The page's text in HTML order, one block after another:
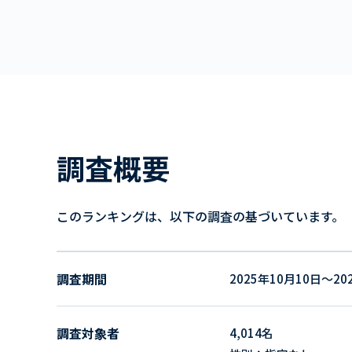
調査概要
このランキングは、以下の調査の基づいています。
調査期間 2025年10月10日～
調査対象者
4,014名